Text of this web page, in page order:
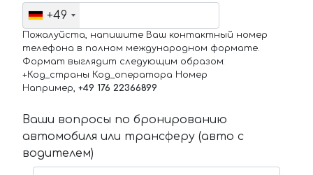
+49
Пожалуйста, напишите Ваш контактный номер
телефона в полном международном формате.
Формат выглядит следующим образом:
+Код_страны Код_оператора Номер
Например, +49 176 22366899
Ваши вопросы по бронированию
автомобиля или трансферу (авто с
водителем)